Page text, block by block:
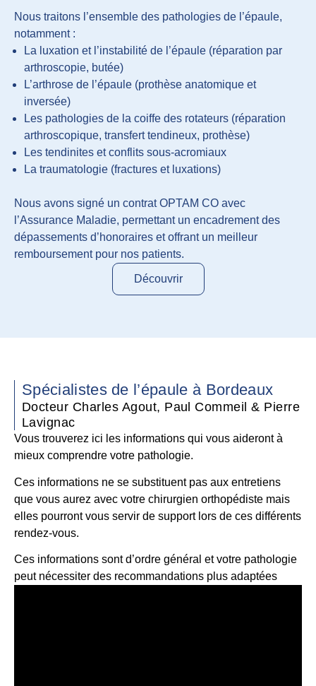
Nous traitons l’ensemble des pathologies de l’épaule,
notamment :
La luxation et l’instabilité de l’épaule (réparation par
arthroscopie, butée)
L’arthrose de l’épaule (prothèse anatomique et
inversée)
Les pathologies de la coiffe des rotateurs (réparation
arthroscopique, transfert tendineux, prothèse)
Les tendinites et conflits sous-acromiaux
La traumatologie (fractures et luxations)
Nous avons signé un contrat OPTAM CO avec
l’Assurance Maladie, permettant un encadrement des
dépassements d’honoraires et offrant un meilleur
remboursement pour nos patients.
Découvrir
Spécialistes de l’épaule à Bordeaux
Docteur Charles Agout, Paul Commeil & Pierre
Lavignac
Vous trouverez ici les informations qui vous aideront à
mieux comprendre votre pathologie.
Ces informations ne se substituent pas aux entretiens
que vous aurez avec votre chirurgien orthopédiste mais
elles pourront vous servir de support lors de ces différents
rendez-vous.
Ces informations sont d’ordre général et votre pathologie
peut nécessiter des recommandations plus adaptées